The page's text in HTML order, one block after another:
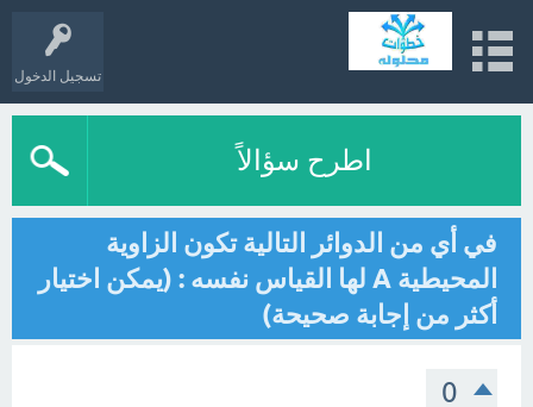
تسجيل الدخول
اطرح سؤالاً
في أي من الدوائر التالية تكون الزاوية
المحيطية A لها القياس نفسه : (يمكن اختيار
أكثر من إجابة صحيحة)
0